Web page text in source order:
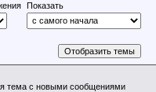
Показать
тема с новыми сообщениями